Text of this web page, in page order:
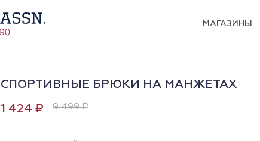
МАГАЗИНЫ
СПОРТИВНЫЕ БРЮКИ НА МАНЖЕТАХ
1 424 ₽ 9 499 ₽